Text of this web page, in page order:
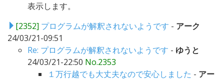
表示します。
[2352] プログラムが解釈されないようです - アーク
24/03/21-09:51
Re: プログラムが解釈されないようです - ゆうと
24/03/21-22:50 No.2353
１万行越でも大丈夫なので安心しました - アー